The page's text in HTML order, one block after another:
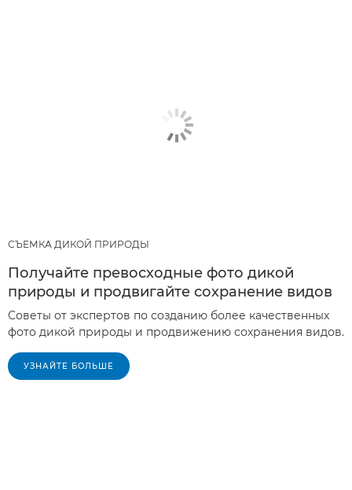
СЪЕМКА ДИКОЙ ПРИРОДЫ
Получайте превосходные фото дикой
природы и продвигайте сохранение видов
Советы от экспертов по созданию более качественных
фото дикой природы и продвижению сохранения видов.
УЗНАЙТЕ БОЛЬШЕ